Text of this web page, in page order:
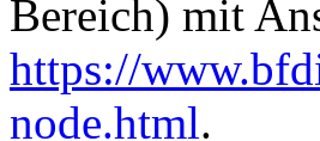
Bereich) mit
https://
node.html.